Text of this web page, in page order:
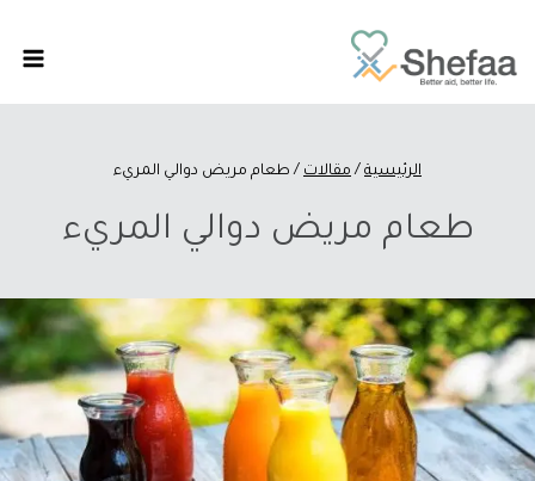
الرئيسية / مقالات / طعام مريض دوالي المريء
طعام مريض دوالي المريء